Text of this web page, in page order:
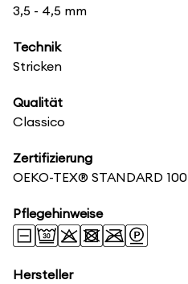
3,5 - 4,5 mm
Technik
Stricken
Qualität
Classico
Zertifizierung
OEKO-TEX® STANDARD 100
Pflegehinweise
Hersteller